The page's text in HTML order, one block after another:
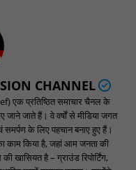
CHANNEL
एक प्रतिष्ठित समाचार चैनल के
जाते हैं। वे वर्षों से मीडिया जगत
समर्पण के लिए पहचान बनाए हुए हैं।
काम किया है, जहां आम जनता की
खासियत है – ग्राउंड रिपोर्टिंग,